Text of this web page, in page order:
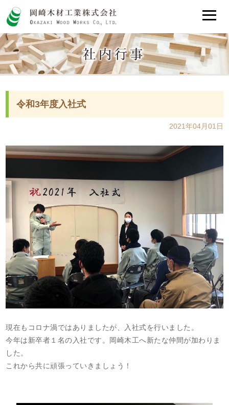
令和3年度入社式
2021年04月01日
現在もコロナ渦ではありましたが、入社式を行いました。
今年は新卒者１名の入社です。岡崎木工へ新たな仲間が加わりま
した。
これから共に頑張っていきましょう！